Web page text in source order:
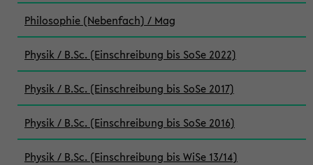
Philosophie (Nebenfach) / Mag
Physik / B.Sc. (Einschreibung bis SoSe 2022)
Physik / B.Sc. (Einschreibung bis SoSe 2017)
Physik / B.Sc. (Einschreibung bis SoSe 2016)
Physik / B.Sc. (Einschreibung bis WiSe 13/14)